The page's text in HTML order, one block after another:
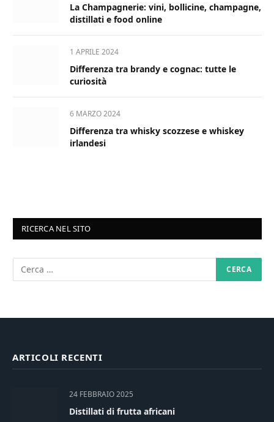
La Champagnerie: vini, bollicine, champagne,
distillati e food online
1 APRILE 2024
Differenza tra brandy e cognac: tutte le
curiosità
6 MARZO 2024
Differenza tra whisky scozzese e whiskey
irlandesi
RICERCA NEL SITO
ARTICOLI RECENTI
24 FEBBRAIO 2025
Distillati di frutta africani